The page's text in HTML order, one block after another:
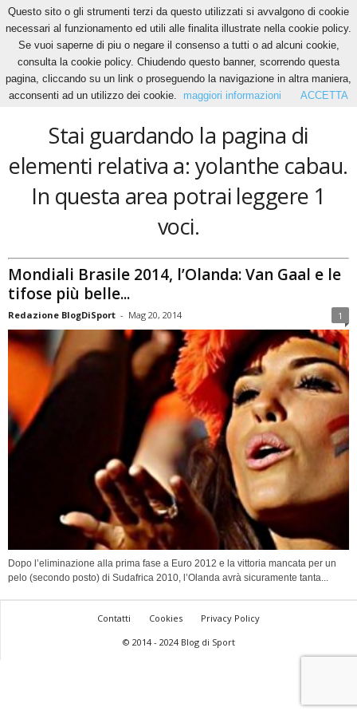
Home Tags Yolanthe cabau
yolanthe cabau
Stai guardando la pagina di
elementi relativa a: yolanthe cabau.
In questa area potrai leggere 1
voci.
Mondiali Brasile 2014, l’Olanda: Van Gaal e le
tifose più belle...
Redazione BlogDiSport - Mag 20, 2014 1
Dopo l’eliminazione alla prima fase a Euro 2012 e la vittoria mancata per un
pelo (secondo posto) di Sudafrica 2010, l’Olanda avrà sicuramente tanta...
Contatti Cookies
Privacy Policy
© 2014 - 2024 Blog di Sport
Questo sito o gli strumenti terzi da questo utilizzati si avvalgono di cookie
necessari al funzionamento ed utili alle finalita illustrate nella cookie policy.
Se vuoi saperne di piu o negare il consenso a tutti o ad alcuni cookie,
consulta la cookie policy. Chiudendo questo banner, scorrendo questa
pagina, cliccando su un link o proseguendo la navigazione in altra maniera,
acconsenti ad un utilizzo dei cookie.
maggiori informazioni ACCETTA